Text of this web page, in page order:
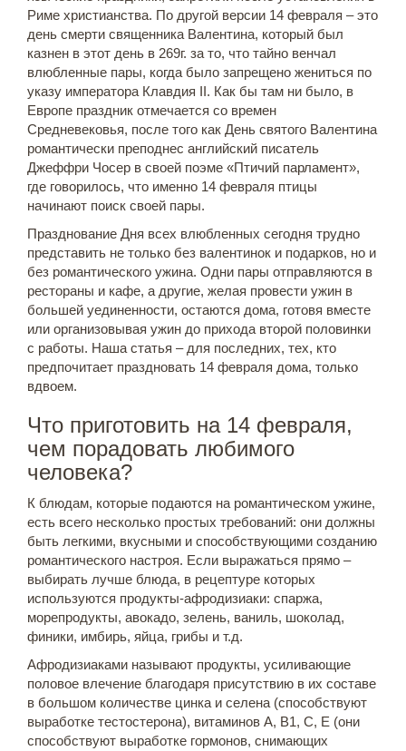
Риме христианства. По другой версии 14 февраля – это
день смерти священника Валентина, который был
казнен в этот день в 269г. за то, что тайно венчал
влюбленные пары, когда было запрещено жениться по
указу императора Клавдия II. Как бы там ни было, в
Европе праздник отмечается со времен
Средневековья, после того как День святого Валентина
романтически преподнес английский писатель
Джеффри Чосер в своей поэме «Птичий парламент»,
где говорилось, что именно 14 февраля птицы
начинают поиск своей пары.
Празднование Дня всех влюбленных сегодня трудно
представить не только без валентинок и подарков, но и
без романтического ужина. Одни пары отправляются в
рестораны и кафе, а другие, желая провести ужин в
большей уединенности, остаются дома, готовя вместе
или организовывая ужин до прихода второй половинки
с работы. Наша статья – для последних, тех, кто
предпочитает праздновать 14 февраля дома, только
вдвоем.
Что приготовить на 14 февраля,
чем порадовать любимого
человека?
К блюдам, которые подаются на романтическом ужине,
есть всего несколько простых требований: они должны
быть легкими, вкусными и способствующими созданию
романтического настроя. Если выражаться прямо –
выбирать лучше блюда, в рецептуре которых
используются продукты-афродизиаки: спаржа,
морепродукты, авокадо, зелень, ваниль, шоколад,
финики, имбирь, яйца, грибы и т.д.
Афродизиаками называют продукты, усиливающие
половое влечение благодаря присутствию в их составе
в большом количестве цинка и селена (способствуют
выработке тестостерона), витаминов А, В1, С, Е (они
способствуют выработке гормонов, снимающих